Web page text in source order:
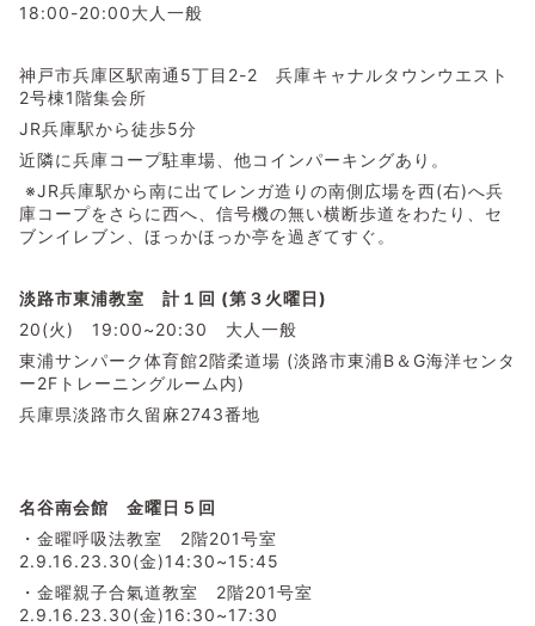
18:00-20:00大人一般
神戸市兵庫区駅南通5丁目2-2 兵庫キャナルタウンウエスト
2号棟1階集会所
JR兵庫駅から徒歩5分
近隣に兵庫コープ駐車場、他コインパーキングあり。
※JR兵庫駅から南に出てレンガ造りの南側広場を西(右)へ兵
庫コープをさらに西へ、信号機の無い横断歩道をわたり、セ
ブンイレブン、ほっかほっか亭を過ぎてすぐ。
淡路市東浦教室 計１回 (第３火曜日)
20(火) 19:00~20:30 大人一般
東浦サンパーク体育館2階柔道場 (淡路市東浦B＆G海洋センタ
ー2Fトレーニングルーム内)
兵庫県淡路市久留麻2743番地
名谷南会館 金曜日５ 回
・金曜呼吸法教室 2階201号室
2.9.16.23.30(金)14:30~15:45
・金曜親子合氣道教室 2階201号室
2.9.16.23.30(金)16:30~17:30